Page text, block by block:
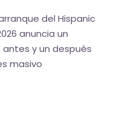
del Hispanic
anuncia un
y un después
masivo